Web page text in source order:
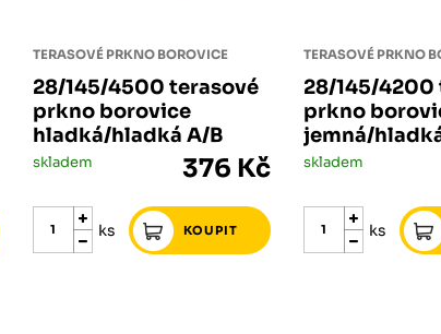
TERASOVÉ PRKNO BOROVICE
28/145/4500 terasové
prkno borovice
hladká/hladká A/B
skladem 376 Kč
ks
TERASOVÉ PRKNO
28/145/4200
prkno
jemná/
skladem
ks